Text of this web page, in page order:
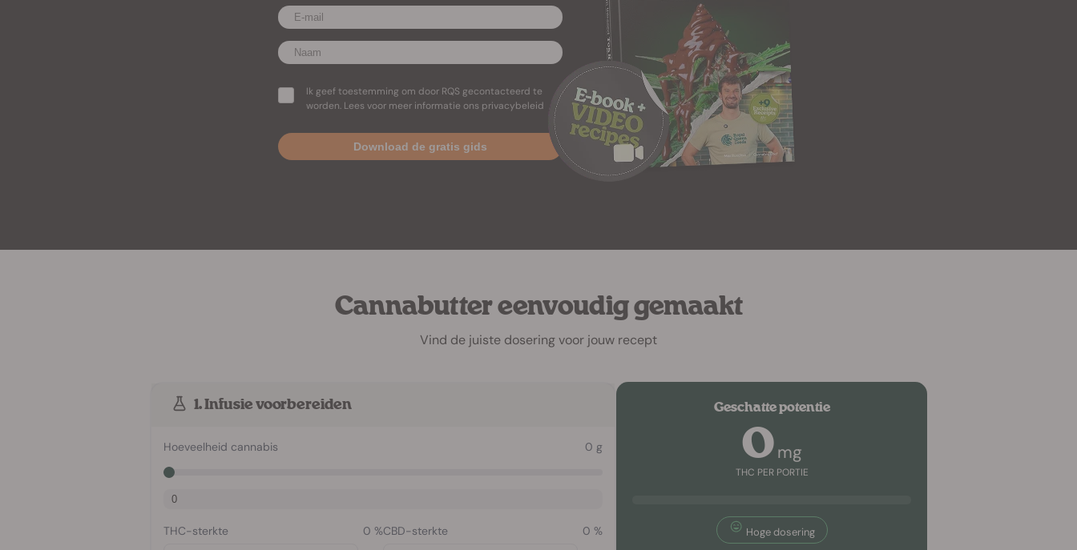
Ik geef toestemming om door RQS gecontacteerd te
worden. Lees voor meer informatie ons privacybeleid
Download de gratis gids
Cannabutter eenvoudig gemaakt
Vind de juiste dosering voor jouw recept
1. Infusie voorbereiden
Hoeveelheid cannabis 0 g
THC-sterkte 0 %CBD-sterkte 0 %
Geschatte potentie
0mg
THC PER PORTIE
Hoge dosering